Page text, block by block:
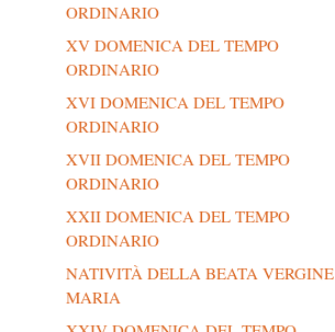
ORDINARIO
XV DOMENICA DEL TEMPO
ORDINARIO
XVI DOMENICA DEL TEMPO
ORDINARIO
XVII DOMENICA DEL TEMPO
ORDINARIO
XXII DOMENICA DEL TEMPO
ORDINARIO
NATIVITÀ DELLA BEATA VERGINE
MARIA